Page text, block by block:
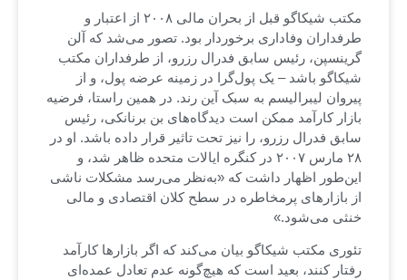
مکتب شیکاگو قبل از بحران مالی ۲۰۰۸ از اعتبار و
طرفداران وفاداری برخوردار بود. تصور می‌شد که آلن
گرینسپن، رئیس سابق فدرال رزرو، از طرفداران مکتب
شیکاگو باشد – یک پول‌گرا در زمینه عرضه پول، و از
پیروان لیبرالیسم به سبک آین رند. در همین راستا، فرضیه
بازار کارآمد ممکن است دیدگاه‌های بن برنانکی، رئیس
سابق فدرال رزرو، را نیز تحت تاثیر قرار داده باشد. او در
۲۸ مارس ۲۰۰۷ در کنگره ایالات متحده ظاهر شد، و
این‌طور اظهار داشت که «به‌نظر می‌رسد مشکلات ناشی
از بازارهای پرمخاطره در سطح کلان اقتصادی و مالی
خنثی می‌شود.»
تئوری مکتب شیکاگو بیان می‌کند که اگر بازارها کارآمد
رفتار کنند، بعید است که هیچ‌گونه عدم تعادل عمده‌ای